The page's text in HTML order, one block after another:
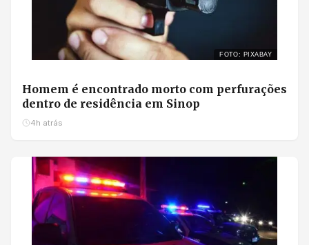
FOTO: PIXABAY
Homem é encontrado morto com perfurações
dentro de residência em Sinop
4h atrás